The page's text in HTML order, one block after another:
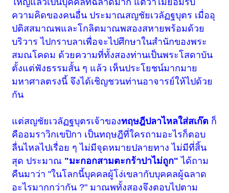
ความคิดของคนอื่น ประมาณสญชัยเวลัฏฐบุตร เมื่ออุ
ปติสสมาณพและโกลิตมาณพสองสหายพร้อมด้วย
บริวาร ไปกราบลาเพื่อจะไปศึกษาในสำนักของพระ
สมณโคดม ด้วยความที่ทั้งสองท่านเป็นพระโสดาบัน
ตั้งแต่ฟังธรรมสั้น ๆ แล้ว เห็นประโยชน์มากมาย
มหาศาลตรงนี้ จึงได้เชิญชวนท่านอาจารย์ให้ไปด้วย
กัน
แต่สญชัยเวลัฏฐบุตรเจ้าของทฤษฎีปลาไหลใส่สเก๊ต ก็
คืออมราวิกเขปิกา เป็นทฤษฎีที่ใครถามอะไรก็ตอบ
ลื่นไหลไปเรื่อย ๆ ไม่มีจุดหมายปลายทาง ไม่มีที่สิ้น
สุด ประมาณ "มะกอกสามตะกร้าปาไม่ถูก" ได้ถาม
คืนมาว่า "ในโลกนี้บุคคลผู้โง่เขลากับบุคคลผู้ฉลาด
อะไรมากกว่ากัน ?" มาณพทั้งสองจึงตอบไปตาม